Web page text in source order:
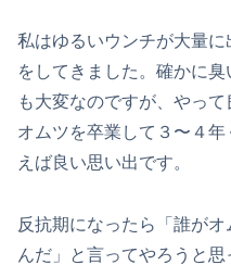
私はゆるいウンチが大量に
をしてきました。確かに
も大変なのですが、やっ
オムツを卒業して３〜４
えば良い思い出です。
反抗期になったら「誰が
んだ」と言ってやろうと思